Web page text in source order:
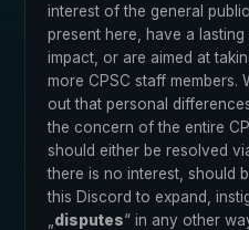
interest of the general
present here, have a
impact, or are aimed at
more CPSC staff members.
out that personal
the concern of the entire
should either be resolved
there is no interest, should
this Discord to expand,
disputes“ in any other